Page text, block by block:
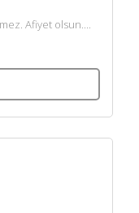
Koruyucu, katkı ve kimyasal madde içermez. Afiyet olsun....